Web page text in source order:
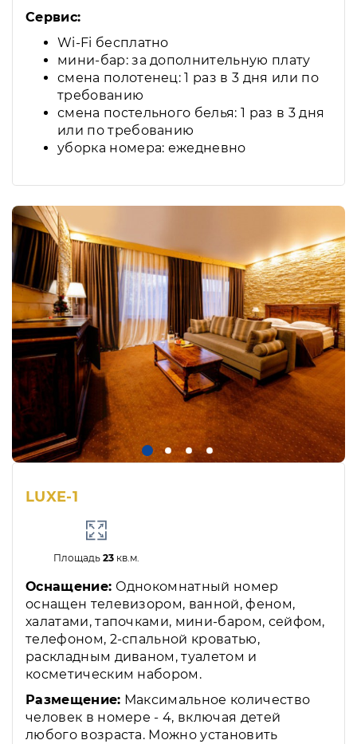
Сервис:
Wi-Fi бесплатно
мини-бар: за дополнительную плату
смена полотенец: 1 раз в 3 дня или по
требованию
смена постельного белья: 1 раз в 3 дня
или по требованию
уборка номера: ежедневно
LUXE-1
Площадь 23кв.м.
Оснащение: Однокомнатный номер
оснащен телевизором, ванной, феном,
халатами, тапочками, мини-баром, сейфом,
телефоном, 2-спальной кроватью,
раскладным диваном, туалетом и
косметическим набором.
Размещение: Максимальное количество
человек в номере - 4, включая детей
любого возраста. Можно установить